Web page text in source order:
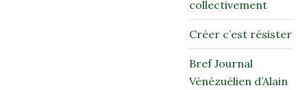
collectivement
Créer c’est résister
Bref Journal
Vénézuélien d’Alain